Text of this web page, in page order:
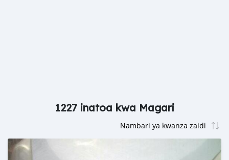
1227 inatoa kwa Magari